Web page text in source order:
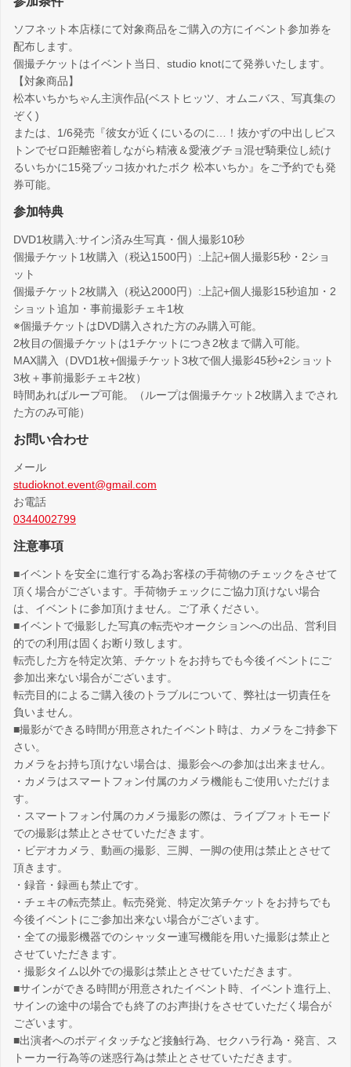
ソフネット本店様にて対象商品をご購入の方にイベント参加券を
配布します。
個撮チケットはイベント当日、studio knotにて発券いたします。
【対象商品】
松本いちかちゃん主演作品(ベストヒッツ、オムニバス、写真集の
ぞく)
または、1/6発売『彼女が近くにいるのに…！抜かずの中出しピス
トンでゼロ距離密着しながら精液＆愛液グチョ混ぜ騎乗位し続け
るいちかに15発ブッコ抜かれたボク 松本いちか』をご予約でも発
券可能。
参加特典
DVD1枚購入:サイン済み生写真・個人撮影10秒
個撮チケット1枚購入（税込1500円）:上記+個人撮影5秒・2ショ
ット
個撮チケット2枚購入（税込2000円）:上記+個人撮影15秒追加・2
ショット追加・事前撮影チェキ1枚
※個撮チケットはDVD購入された方のみ購入可能。
2枚目の個撮チケットは1チケットにつき2枚まで購入可能。
MAX購入（DVD1枚+個撮チケット3枚で個人撮影45秒+2ショット
3枚＋事前撮影チェキ2枚）
時間あればループ可能。（ループは個撮チケット2枚購入までされ
た方のみ可能）
お問い合わせ
メール
studioknot.event@gmail.com
お電話
0344002799
注意事項
■イベントを安全に進行する為お客様の手荷物のチェックをさせて
頂く場合がございます。手荷物チェックにご協力頂けない場合
は、イベントに参加頂けません。ご了承ください。
■イベントで撮影した写真の転売やオークションへの出品、営利目
的での利用は固くお断り致します。
転売した方を特定次第、チケットをお持ちでも今後イベントにご
参加出来ない場合がございます。
転売目的によるご購入後のトラブルについて、弊社は一切責任を
負いません。
■撮影ができる時間が用意されたイベント時は、カメラをご持参下
さい。
カメラをお持ち頂けない場合は、撮影会への参加は出来ません。
・カメラはスマートフォン付属のカメラ機能もご使用いただけま
す。
・スマートフォン付属のカメラ撮影の際は、ライブフォトモード
での撮影は禁止とさせていただきます。
・ビデオカメラ、動画の撮影、三脚、一脚の使用は禁止とさせて
頂きます。
・録音・録画も禁止です。
・チェキの転売禁止。転売発覚、特定次第チケットをお持ちでも
今後イベントにご参加出来ない場合がございます。
・全ての撮影機器でのシャッター連写機能を用いた撮影は禁止と
させていただきます。
・撮影タイム以外での撮影は禁止とさせていただきます。
■サインができる時間が用意されたイベント時、イベント進行上、
サインの途中の場合でも終了のお声掛けをさせていただく場合が
ございます。
■出演者へのボディタッチなど接触行為、セクハラ行為・発言、ス
トーカー行為等の迷惑行為は禁止とさせていただきます。